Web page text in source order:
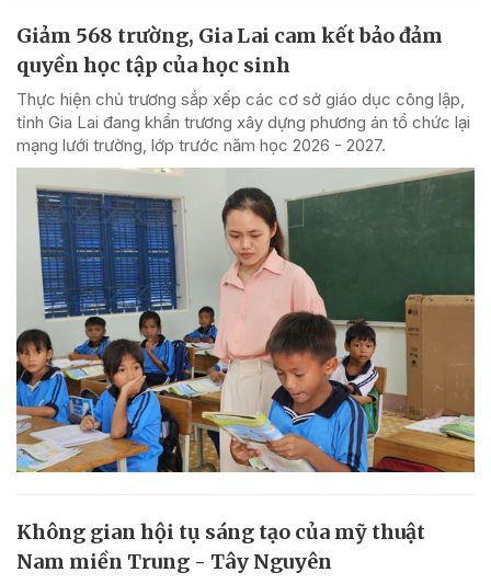
Giảm 568 trường, Gia Lai cam kết bảo đảm
quyền học tập của học sinh
Thực hiện chủ trương sắp xếp các cơ sở giáo dục công lập,
tỉnh Gia Lai đang khẩn trương xây dựng phương án tổ chức lại
mạng lưới trường, lớp trước năm học 2026 - 2027.
Không gian hội tụ sáng tạo của mỹ thuật
Nam miền Trung - Tây Nguyên